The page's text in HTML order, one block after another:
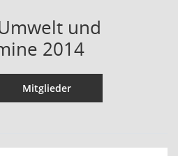
und
2014
Mitglieder